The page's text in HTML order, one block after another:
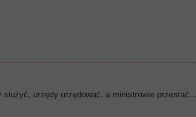
służyć, urzędy urzędować, a ministrowie przestać...